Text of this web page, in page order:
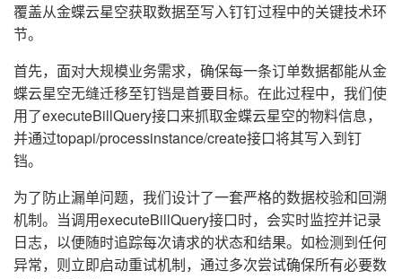
覆盖从金蝶云星空获取数据至写入钉钉过程中的关键技术环
节。
首先，面对大规模业务需求，确保每一条订单数据都能从金
蝶云星空无缝迁移至钉铛是首要目标。在此过程中，我们使
用了executeBillQuery接口来抓取金蝶云星空的物料信息，
并通过topapi/processinstance/create接口将其写入到钉
铛。
为了防止漏单问题，我们设计了一套严格的数据校验和回溯
机制。当调用executeBillQuery接口时，会实时监控并记录
日志，以便随时追踪每次请求的状态和结果。如检测到任何
异常，则立即启动重试机制，通过多次尝试确保所有必要数